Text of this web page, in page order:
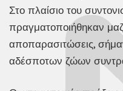
Στο πλαίσιο του
πραγματοποιήθηκαν
αποπαρασιτώσεις,
αδέσποτων ζώων